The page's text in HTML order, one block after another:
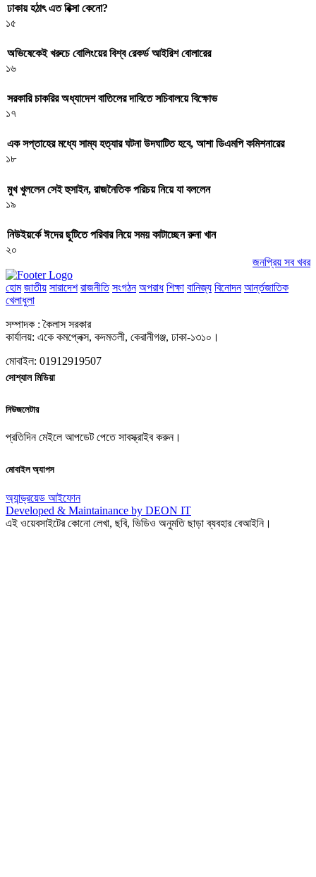
ঢাকায় হঠাৎ এত রিক্সা কেনো?
১৫
অভিষেকেই খরুচে বোলিংয়ের বিশ্ব রেকর্ড আইরিশ বোলারের
১৬
সরকারি চাকরির অধ্যাদেশ বাতিলের দাবিতে সচিবালয়ে বিক্ষোভ
১৭
এক সপ্তাহের মধ্যে সাম্য হত্যার ঘটনা উদঘাটিত হবে, আশা ডিএমপি কমিশনারের
১৮
মুখ খুললেন সেই হুসাইন, রাজনৈতিক পরিচয় নিয়ে যা বললেন
১৯
নিউইয়র্কে ঈদের ছুটিতে পরিবার নিয়ে সময় কাটাচ্ছেন রুনা খান
২০
জনপ্রিয় সব খবর
হোম জাতীয় সারাদেশ রাজনীতি সংগঠন অপরাধ শিক্ষা বানিজ্য বিনোদন আর্ন্তজাতিক
খেলাধুলা
সম্পাদক : কৈলাস সরকার
কার্যালয়: একে কমপ্লেক্স, কদমতলী, কেরানীগঞ্জ, ঢাকা-১৩১০।
মোবাইল: 01912919507
সোশ্যাল মিডিয়া
নিউজলেটার
প্রতিদিন মেইলে আপডেট পেতে সাবস্ক্রাইব করুন।
মোবাইল অ্যাপস
অ্যান্ড্রয়েড আইফোন
Developed & Maintainance by DEON IT
এই ওয়েবসাইটের কোনো লেখা, ছবি, ভিডিও অনুমতি ছাড়া ব্যবহার বেআইনি।